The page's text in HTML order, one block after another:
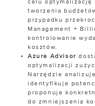
celu optymalizację
tworzenia
przypadku
Management +
kontrolowanie
kosztów.
Azure Advisor
optymalizacji
Narzędzie
identyfikuje
proponuje
do zmniejszenia